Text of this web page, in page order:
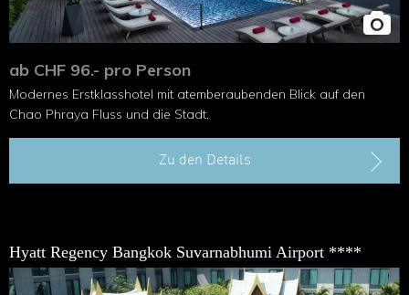
ab CHF 96.- pro Person
Modernes Erstklasshotel mit atemberaubenden Blick auf den
Chao Phraya Fluss und die Stadt.
Zu den Details
Hyatt Regency Bangkok Suvarnabhumi Airport ****